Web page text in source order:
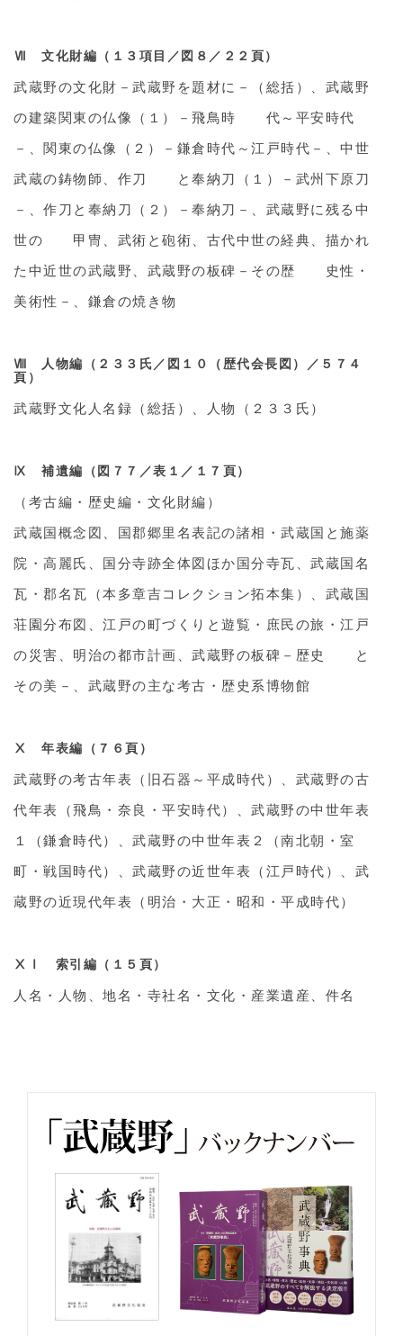
Ⅶ 文化財編（１３項目／図８／２２頁）
武蔵野の文化財－武蔵野を題材に－（総括）、武蔵野
の建築関東の仏像（１）－飛鳥時 代～平安時代
－、関東の仏像（２）－鎌倉時代～江戸時代－、中世
武蔵の鋳物師、作刀 と奉納刀（１）－武州下原刀
－、作刀と奉納刀（２）－奉納刀－、武蔵野に残る中
世の 甲冑、武術と砲術、古代中世の経典、描かれ
た中近世の武蔵野、武蔵野の板碑－その歴 史性・
美術性－、鎌倉の焼き物
Ⅷ 人物編（２３３氏／図１０（歴代会長図）／５７４
頁）
武蔵野文化人名録（総括）、人物（２３３氏）
Ⅸ 補遺編（図７７／表１／１７頁）
（考古編・歴史編・文化財編）
武蔵国概念図、国郡郷里名表記の諸相・武蔵国と施薬
院・高麗氏、国分寺跡全体図ほか国分寺瓦、武蔵国名
瓦・郡名瓦（本多章吉コレクション拓本集）、武蔵国
荘園分布図、江戸の町づくりと遊覧・庶民の旅・江戸
の災害、明治の都市計画、武蔵野の板碑－歴史 と
その美－、武蔵野の主な考古・歴史系博物館
Ⅹ 年表編（７６頁）
武蔵野の考古年表（旧石器～平成時代）、武蔵野の古
代年表（飛鳥・奈良・平安時代）、武蔵野の中世年表
１（鎌倉時代）、武蔵野の中世年表２（南北朝・室
町・戦国時代）、武蔵野の近世年表（江戸時代）、武
蔵野の近現代年表（明治・大正・昭和・平成時代）
ⅩⅠ 索引編（１５頁）
人名・人物、地名・寺社名・文化・産業遺産、件名